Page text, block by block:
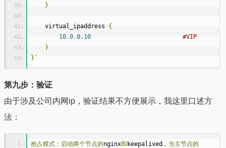
}
    virtual_ipaddress
{
10.0.0.10
#VIP
}
} `
第九步：验证
由于涉及公司内网ip，验证结果不方便展示，我这里口述方
法：
抢占模式：启动两个节点的nginx和 keepalived ，当主节点的